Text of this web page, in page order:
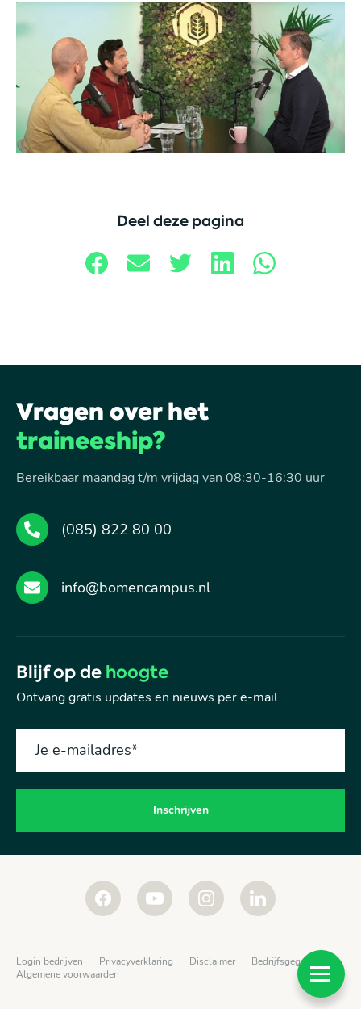
Deel deze pagina
Vragen over het
traineeship?
Bereikbaar maandag t/m vrijdag van 08:30-16:30 uur
(085) 822 80 00
info@bomencampus.nl
Blijf op de hoogte
Ontvang gratis updates en nieuws per e-mail
Je e-mailadres*
Login bedrijven Privacyverklaring Disclaimer
Bedrijfsgegevens
Algemene voorwaarden